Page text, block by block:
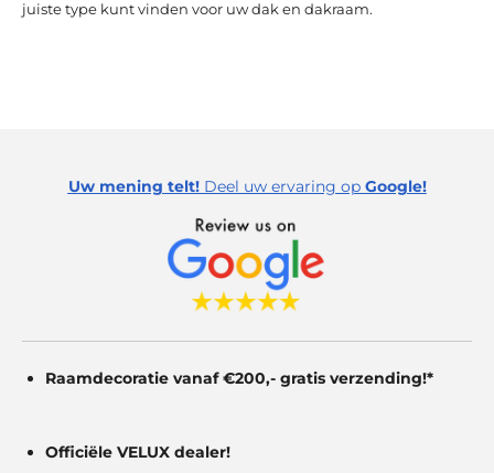
juiste type kunt vinden voor uw dak en dakraam.
Uw mening telt! Deel uw ervaring op Google!
Raamdecoratie vanaf €200,- gratis verzending!*
Officiële VELUX dealer!